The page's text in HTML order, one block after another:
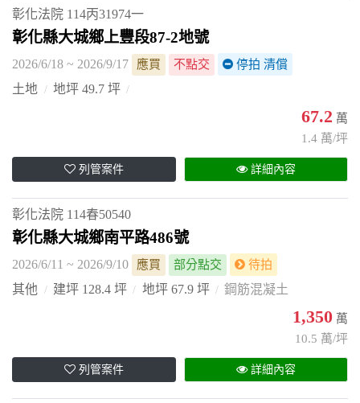
彰化法院 114丙31974一
彰化縣大城鄉上豐段87-2地號
2026/6/18 ~ 2026/9/17 應買 不點交 停拍 清償
土地 地坪 49.7 坪
67.2 萬
1.4 萬/坪
列管案件 詳細內容
彰化法院 114春50540
彰化縣大城鄉南平路486號
2026/6/11 ~ 2026/9/10 應買 部分點交 待拍
其他 建坪 128.4 坪 地坪 67.9 坪 鋼筋混凝土
1,350 萬
10.5 萬/坪
列管案件 詳細內容